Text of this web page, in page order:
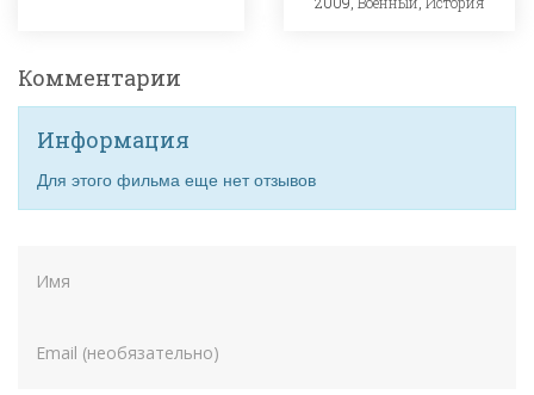
Комментарии
Информация
Для этого фильма еще нет отзывов